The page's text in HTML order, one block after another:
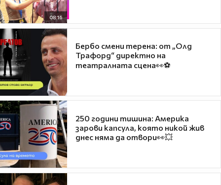
08:16
Бербо смени терена: от „Олд
Трафорд“ директно на
театралната сцена👀⚽
250 години тишина: Америка
зарови капсула, която никой жив
днес няма да отвори👀💥